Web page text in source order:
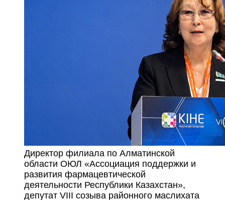
Директор филиала по Алматинской
области ОЮЛ «Ассоциация поддержки и
развития фармацевтической
деятельности Республики Казахстан»,
депутат VIII созыва районного маслихата